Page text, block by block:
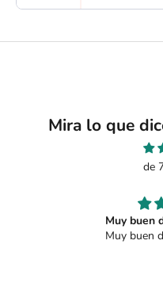
Mira lo que
de